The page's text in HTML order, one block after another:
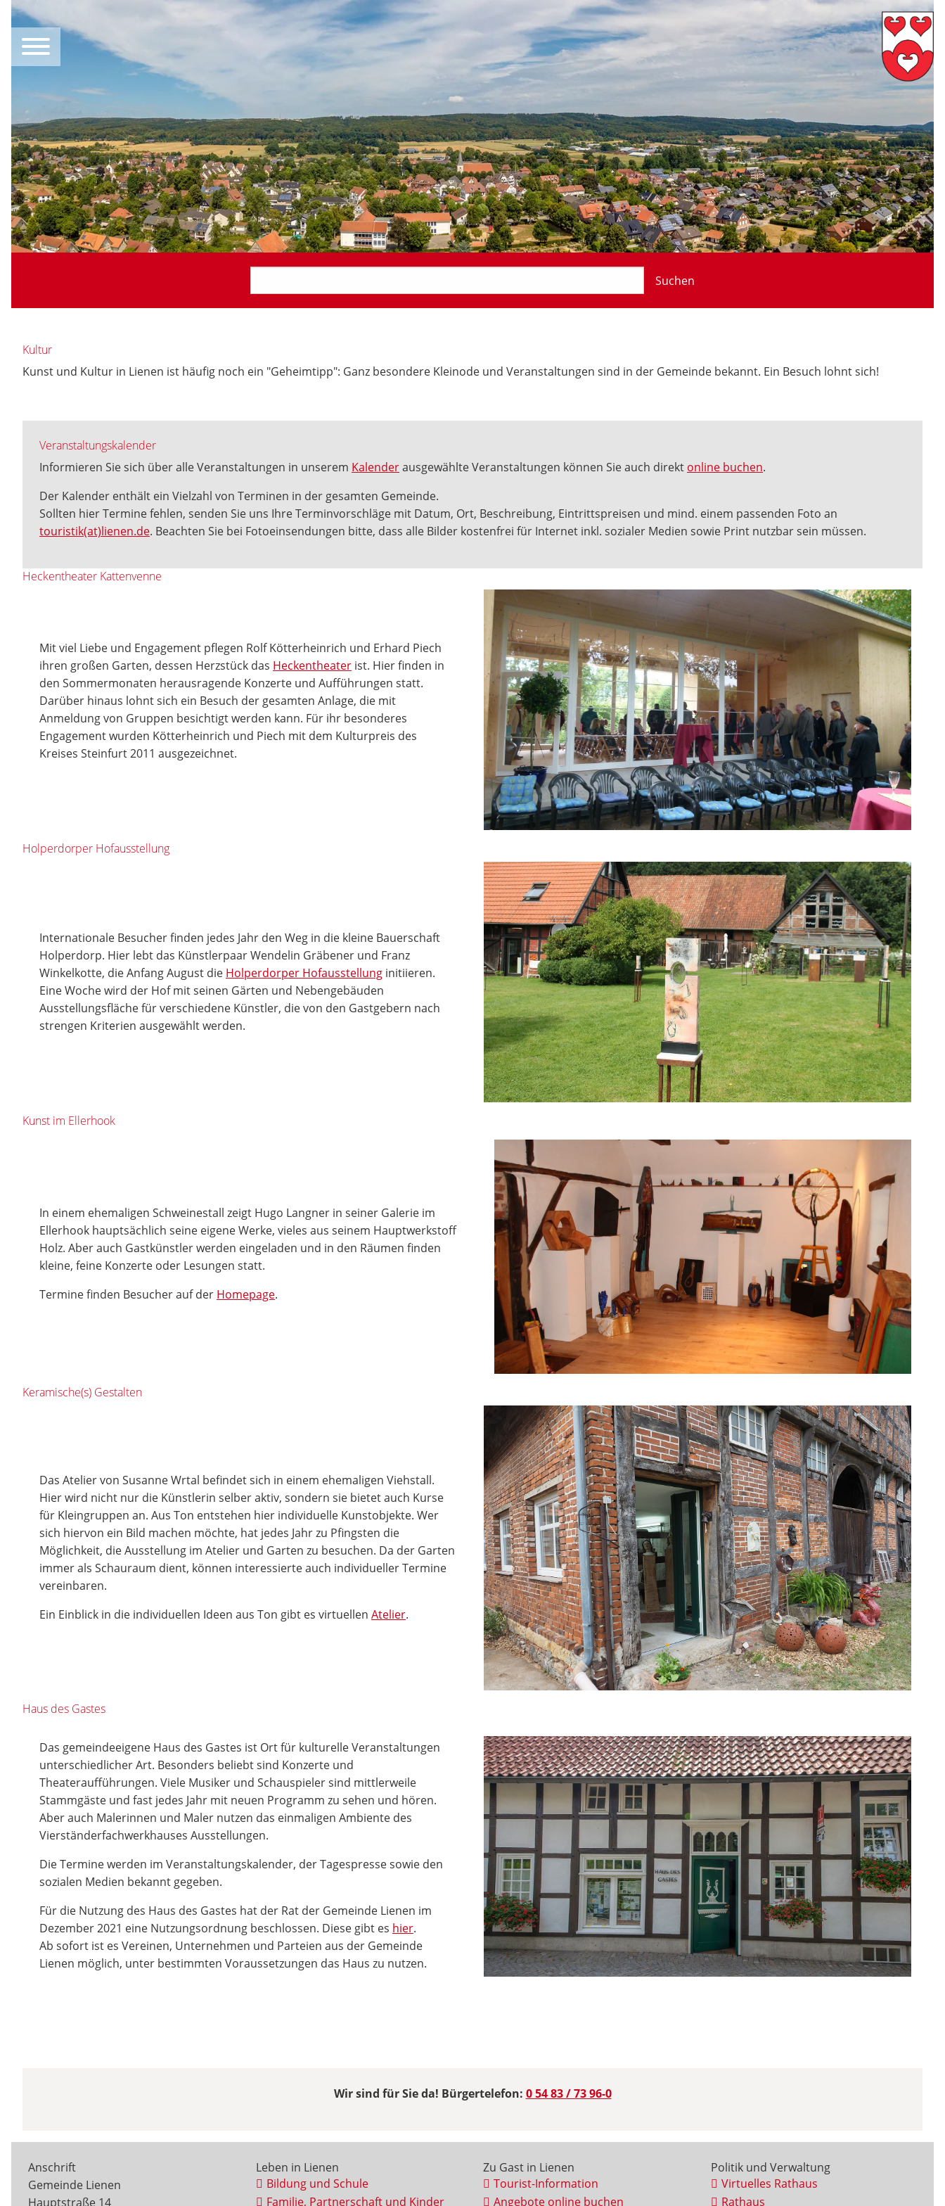
Suchen
Kultur
Kunst und Kultur in Lienen ist häufig noch ein "Geheimtipp": Ganz besondere Kleinode und Veranstaltungen sind in der Gemeinde bekannt. Ein Besuch lohnt sich!
Veranstaltungskalender
Informieren Sie sich über alle Veranstaltungen in unserem Kalenderausgewählte Veranstaltungen können Sie auch direkt online buchen.
Der Kalender enthält ein Vielzahl von Terminen in der gesamten Gemeinde.
Sollten hier Termine fehlen, senden Sie uns Ihre Terminvorschläge mit Datum, Ort, Beschreibung, Eintrittspreisen und mind. einem passenden Foto an
touristik(at)lienen.de. Beachten Sie bei Fotoeinsendungen bitte, dass alle Bilder kostenfrei für Internet inkl. sozialer Medien sowie Print nutzbar sein müssen.
Heckentheater Kattenvenne
Mit viel Liebe und Engagement pflegen Rolf Kötterheinrich und Erhard Piech
ihren großen Garten, dessen Herzstück das Heckentheater ist. Hier finden in
den Sommermonaten herausragende Konzerte und Aufführungen statt.
Darüber hinaus lohnt sich ein Besuch der gesamten Anlage, die mit
Anmeldung von Gruppen besichtigt werden kann. Für ihr besonderes
Engagement wurden Kötterheinrich und Piech mit dem Kulturpreis des
Kreises Steinfurt 2011 ausgezeichnet.
Holperdorper Hofausstellung
Internationale Besucher finden jedes Jahr den Weg in die kleine Bauerschaft
Holperdorp. Hier lebt das Künstlerpaar Wendelin Gräbener und Franz
Winkelkotte, die Anfang August die Holperdorper Hofausstellung initiieren.
Eine Woche wird der Hof mit seinen Gärten und Nebengebäuden
Ausstellungsfläche für verschiedene Künstler, die von den Gastgebern nach
strengen Kriterien ausgewählt werden.
Kunst im Ellerhook
In einem ehemaligen Schweinestall zeigt Hugo Langner in seiner Galerie im
Ellerhook hauptsächlich seine eigene Werke, vieles aus seinem Hauptwerkstoff
Holz. Aber auch Gastkünstler werden eingeladen und in den Räumen finden
kleine, feine Konzerte oder Lesungen statt.
Termine finden Besucher auf der Homepage.
Keramische(s) Gestalten
Das Atelier von Susanne Wrtal befindet sich in einem ehemaligen Viehstall.
Hier wird nicht nur die Künstlerin selber aktiv, sondern sie bietet auch Kurse
für Kleingruppen an. Aus Ton entstehen hier individuelle Kunstobjekte. Wer
sich hiervon ein Bild machen möchte, hat jedes Jahr zu Pfingsten die
Möglichkeit, die Ausstellung im Atelier und Garten zu besuchen. Da der Garten
immer als Schauraum dient, können interessierte auch individueller Termine
vereinbaren.
Ein Einblick in die individuellen Ideen aus Ton gibt es virtuellen Atelier.
Haus des Gastes
Das gemeindeeigene Haus des Gastes ist Ort für kulturelle Veranstaltungen
unterschiedlicher Art. Besonders beliebt sind Konzerte und
Theateraufführungen. Viele Musiker und Schauspieler sind mittlerweile
Stammgäste und fast jedes Jahr mit neuen Programm zu sehen und hören.
Aber auch Malerinnen und Maler nutzen das einmaligen Ambiente des
Vierständerfachwerkhauses Ausstellungen.
Die Termine werden im Veranstaltungskalender, der Tagespresse sowie den
sozialen Medien bekannt gegeben.
Für die Nutzung des Haus des Gastes hat der Rat der Gemeinde Lienen im
Dezember 2021 eine Nutzungsordnung beschlossen. Diese gibt es hier.
Ab sofort ist es Vereinen, Unternehmen und Parteien aus der Gemeinde
Lienen möglich, unter bestimmten Voraussetzungen das Haus zu nutzen.
Wir sind für Sie da! Bürgertelefon: 0 54 83 / 73 96-0
Anschrift
Gemeinde Lienen
Hauptstraße 14
Leben in Lienen
Bildung und Schule
Familie, Partnerschaft und Kinder
Zu Gast in Lienen
Tourist-Information
Angebote online buchen
Politik und Verwaltung
Virtuelles Rathaus
Rathaus